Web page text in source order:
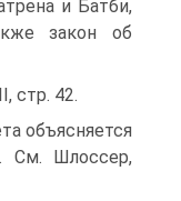
и Батби,
закон об
стр. 42.
объясняется
См. Шлoccep,